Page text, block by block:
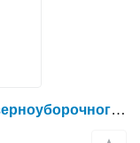
Двигатель IVECO 8460 SRI 10 для зерноуборочного комбайна New Holland TX68 Plus